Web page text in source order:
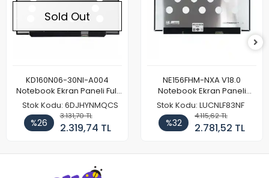
Sold Out
KD160N06-30NI-A004
Notebook Ekran Paneli Full
HD
Stok Kodu: 6DJHYNMQCS
%26
3.131,70 TL
2.319,74 TL
NE156FHM-NXA V18.0
Notebook Ekran Paneli
144Hz
Stok Kodu: LUCNLF83NF
%32
4.115,62 TL
2.781,52 TL